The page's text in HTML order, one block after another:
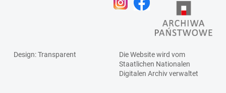
Design: Transparent
Die Website wird vom
Staatlichen Nationalen
Digitalen Archivverwaltet